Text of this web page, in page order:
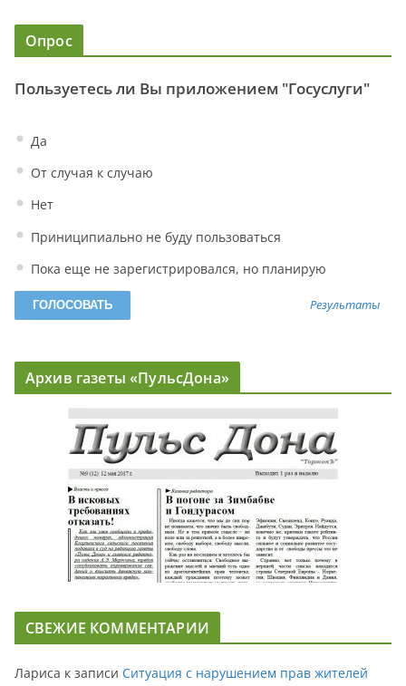
Опрос
Пользуетесь ли Вы приложением "Госуслуги"
Да
От случая к случаю
Нет
Приниципиально не буду пользоваться
Пока еще не зарегистрировался, но планирую
Результаты
Архив газеты «ПульсДона»
СВЕЖИЕ КОММЕНТАРИИ
Лариса к записи Ситуация с нарушением прав жителей